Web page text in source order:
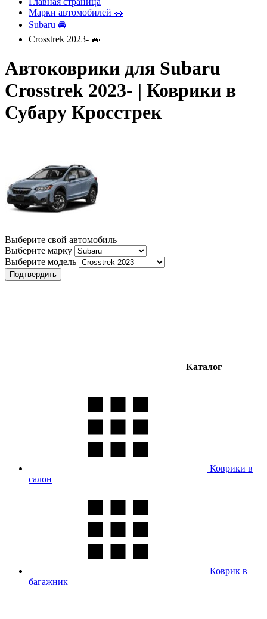
Марки автомобилей 🚗
Subaru 🚘
Crosstrek 2023- 🚙
Автоковрики для Subaru
Crosstrek 2023- | Коврики в
Субару Кросстрек
Выберите свой автомобиль
Выберите марку
Выберите модель
Подтвердить
Каталог
Коврики в
салон
Коврик в
багажник